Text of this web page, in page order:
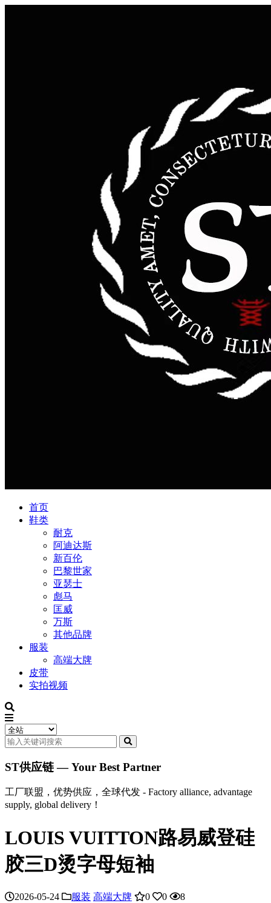
首页
鞋类
耐克
阿迪达斯
新百伦
巴黎世家
亚瑟士
彪马
匡威
万斯
其他品牌
服装
高端大牌
皮带
实拍视频
ST供应链 — Your Best Partner
工厂联盟，优势供应，全球代发 - Factory alliance, advantage
supply, global delivery！
LOUIS VUITTON路易威登硅
胶三D烫字母短袖
2026-05-24 服装 高端大牌 0 0 8